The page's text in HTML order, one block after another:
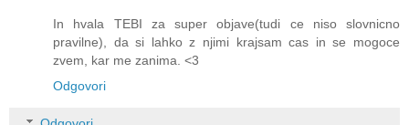
In hvala TEBI za super objave(tudi ce niso slovnicno
pravilne), da si lahko z njimi krajsam cas in se mogoce
zvem, kar me zanima. <3
Odgovori